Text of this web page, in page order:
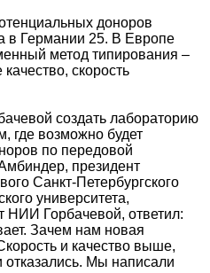
доноров
в Германии 25. В Европе
метод типирования –
скорость
создать лабораторию
где возможно будет
по передовой
президент
Санкт-Петербургского
университета,
НИИ Горбачевой, ответил:
Зачем нам новая
и качество выше,
Мы написали